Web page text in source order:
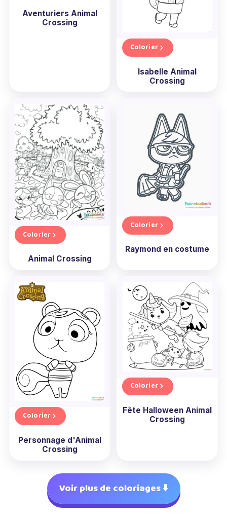
Aventuriers Animal
Crossing
Colorier
Isabelle Animal
Crossing
Colorier
Animal Crossing
Colorier
Raymond en costume
Colorier
Personnage d'Animal
Crossing
Colorier
Fête Halloween Animal
Crossing
Voir plus de coloriages ⬇️